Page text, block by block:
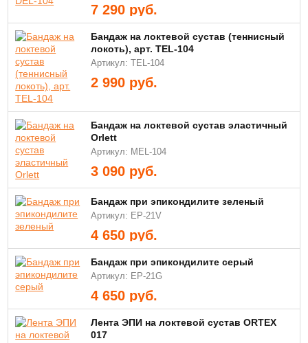
7 290 руб.
Бандаж на локтевой сустав (теннисный
локоть), арт. TEL-104
Артикул: TEL-104
2 990 руб.
Бандаж на локтевой сустав эластичный
Orlett
Артикул: MEL-104
3 090 руб.
Бандаж при эпикондилите зеленый
Артикул: EP-21V
4 650 руб.
Бандаж при эпикондилите серый
Артикул: EP-21G
4 650 руб.
Лента ЭПИ на локтевой сустав ORTEX
017